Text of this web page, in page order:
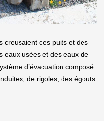
creusaient des puits et des
eaux usées et des eaux de
d’évacuation composé
de rigoles, des égouts